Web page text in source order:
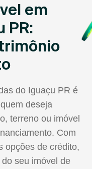
em
PR:
do Iguaçu PR é
deseja
terreno ou imóvel
Com
opções de crédito,
seu imóvel de